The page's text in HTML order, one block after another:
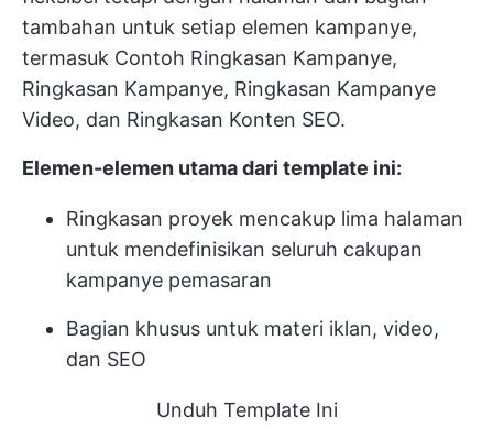
tambahan untuk setiap elemen kampanye,
termasuk Contoh Ringkasan Kampanye,
Ringkasan Kampanye, Ringkasan Kampanye
Video, dan Ringkasan Konten SEO.
Elemen-elemen utama dari template ini:
Ringkasan proyek mencakup lima halaman
untuk mendefinisikan seluruh cakupan
kampanye pemasaran
Bagian khusus untuk materi iklan, video,
dan SEO
Unduh Template Ini